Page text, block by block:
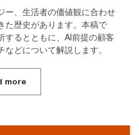
ー、生活者の価値観に合わせ
た歴史があります。本稿で
するとともに、AI前提の顧客
どについて解説します。
more